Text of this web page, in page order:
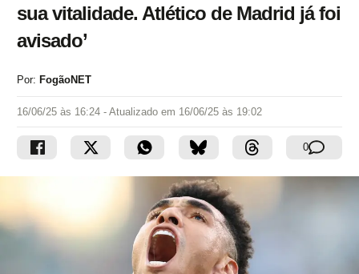
sua vitalidade. Atlético de Madrid já foi
avisado’
Por: FogãoNET
16/06/25 às 16:24 - Atualizado em 16/06/25 às 19:02
0